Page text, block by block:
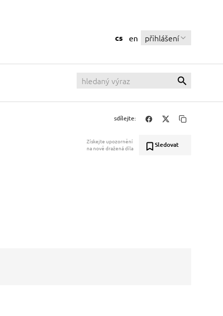
cs en přihlášení
sdílejte:
Získejte upozornění
na nově dražená díla
Sledovat